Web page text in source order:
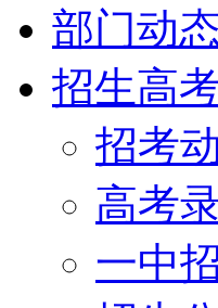
部门动
招生高
招考
高考
一中